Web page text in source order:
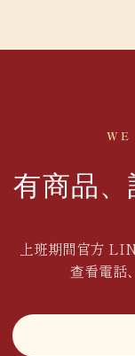
WE
有商品、
上班期間官方
查看電話